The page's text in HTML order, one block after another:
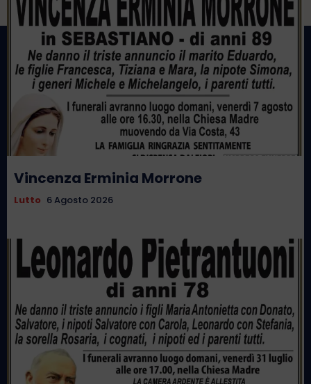
Vincenza Erminia Morrone
Lutto 6 Agosto 2026